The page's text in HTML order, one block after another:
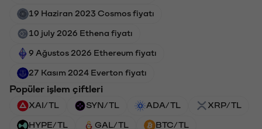
19 Haziran 2023 Cosmos fiyatı
10 july 2026 Ethena fiyatı
9 Ağustos 2026 Ethereum fiyatı
27 Kasım 2024 Everton fiyatı
Popüler işlem çiftleri
XAI/TL SYN/TL ADA/TL XRP/TL
HYPE/TL GAL/TL BTC/TL